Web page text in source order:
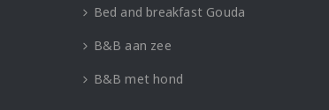
Bed and breakfast Gouda
B&B aan zee
B&B met hond